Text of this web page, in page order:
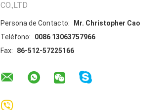
CO.,LTD
Persona de Contacto:
Mr. Christopher Cao
Teléfono:
0086 13063757966
Fax:
86-512-57225166